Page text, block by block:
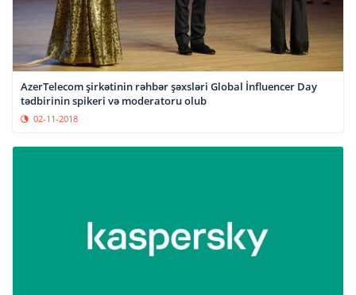
AzerTelecom şirkətinin rəhbər şəxsləri Global İnfluencer Day
tədbirinin spikeri və moderatoru olub
02-11-2018